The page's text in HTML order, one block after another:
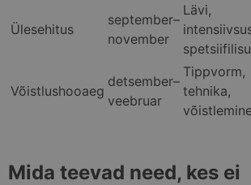
Ülesehitus
september–
november
Lävi,
Võistlushooaeg
detsember–
veebruar
Tippvorm,
tehnika,
Mida teevad need, kes ei
_ga_41FRJ0D6XY
.skimaster.ee